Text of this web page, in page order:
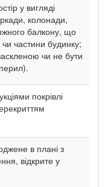
у вигляді
колонади,
балкону, що
частини будинку;
чи не бути
покрівлі
в плані з
відкрите у